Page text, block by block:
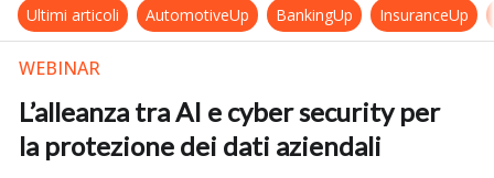
Ultimi articoli AutomotiveUp BankingUp InsuranceUp
WEBINAR
L’alleanza tra AI e cyber security per
la protezione dei dati aziendali